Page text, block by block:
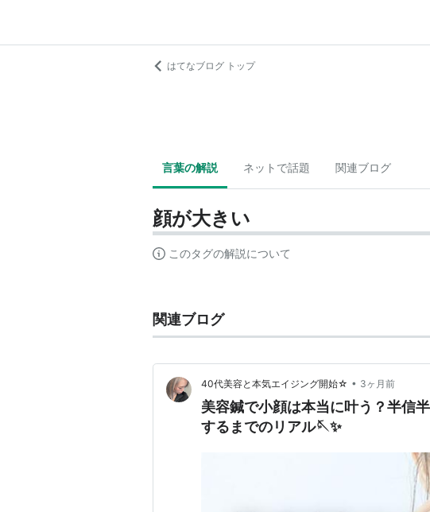
はてなブログ トップ
言葉の解説 ネットで話題 関連ブログ
顔が大きい
このタグの解説について
関連ブログ
40代美容と本気エイジング開始☆ • 3ヶ月前
美容鍼で小顔は本当に叶う？半信
するまでのリアル🪡✨